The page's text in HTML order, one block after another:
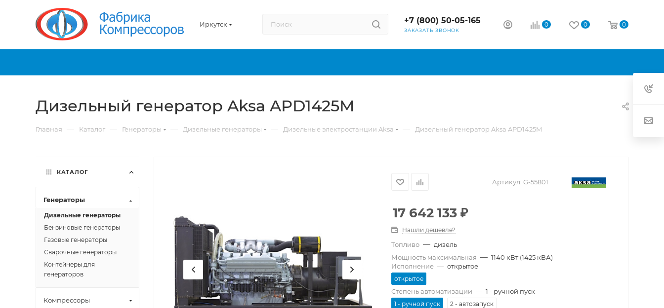
Иркутск +7 (800) 50-05-165
ЗАКАЗАТЬ ЗВОНОК
0 0 0
Дизельный генератор Aksa APD1425M
Главная — Каталог — Генераторы — Дизельные генераторы — Дизельные электростанции Aksa — Дизельный генератор Aksa APD1425M
Артикул: G-55801
17 642 133₽
Нашли дешевле?
Топливо — дизель
Мощность максимальная — 1140 кВт (1425 кВА)
Исполнение — открытое
открытое
Степень автоматизации — 1 - ручной пуск
1 - ручной пуск 2 - автозапуск
КАТАЛОГ
Генераторы
Дизельные генераторы
Бензиновые генераторы
Газовые генераторы
Сварочные генераторы
Контейнеры для
генераторов
Компрессоры